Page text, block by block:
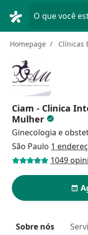
O que você
Homepage Clínicas
Ciam - Clinica
Mulher
Ginecologia e
São Paulo 1
1049
Sobre nós